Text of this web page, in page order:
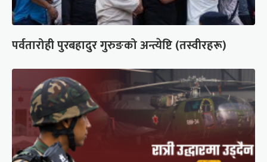
पर्वतारोही पुरबहादुर गुरुङको अन्त्येष्टि (तस्वीरहरू)